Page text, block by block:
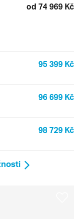
od 74 969 Kč
95 399 Kč
96 699 Kč
98 729 Kč